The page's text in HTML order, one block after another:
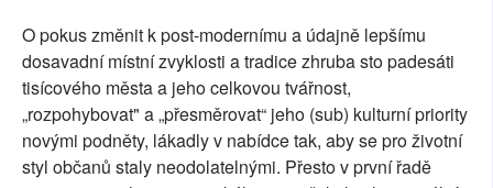
O pokus změnit k post-modernímu a údajně lepšímu
dosavadní místní zvyklosti a tradice zhruba sto padesáti
tisícového města a jeho celkovou tvářnost,
„rozpohybovat" a „přesměrovat“ jeho (sub) kulturní priority
novými podněty, lákadly v nabídce tak, aby se pro životní
styl občanů staly neodolatelnými. Přesto v první řadě